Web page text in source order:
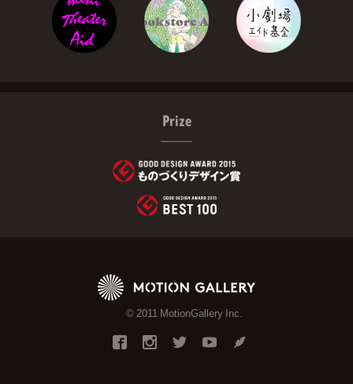
Prize
© 2011 MotionGallery Inc.